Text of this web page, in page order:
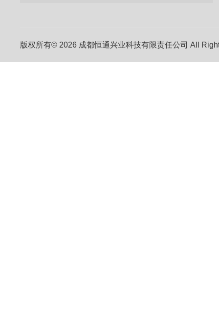
版权所有© 2026 成都恒通兴业科技有限责任公司 All